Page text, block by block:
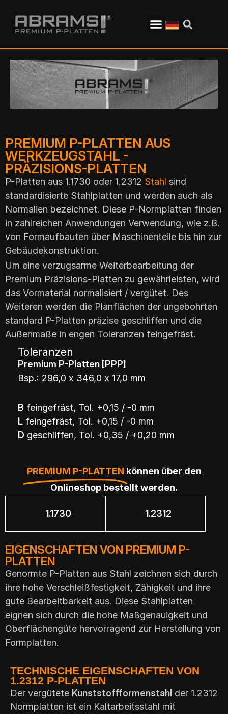
PREMIUM P-PLATTEN AUS
WERKZEUGSTAHL -
PRÄZISIONS-PLATTEN
P-Platten aus 1.1730 oder 1.2312 Stahl sind
standardisierte Stahlplatten und werden auch als
Normalien bezeichnet. Diese P-Normplatten finden
in zahlreichen Anwendungen Verwendung, wie z.B.
von Formaufbauten über Maschinenteile bis hin zur
Gebäudekonstruktion.
Um eine verzugsarme Weiterbearbeitung der
Premium Präzisions-Platten zu gewährleisten, wird
das Vormaterial normalisiert / vergütet. Des
Weiteren werden die Planflächen der ungebohrten
standard P-Platten präzise geschliffen und die
Außenmaße in engen Toleranzen feingefräst.
Toleranzen
Premium P-Platten [PPP]
Bsp.: 296,0 x 346,0 x 17,0 mm
B feingefräst, Tol. +0,15 / -0 mm
L feingefräst, Tol. +0,15 / -0 mm
D geschliffen, Tol. +0,35 / +0,20 mm
PREMIUM P-PLATTEN können über den
Onlineshop bestellt werden.
1.1730 1.2312
EIGENSCHAFTEN VON PREMIUM P-
PLATTEN
Genormte P-Platten aus Stahl zeichnen sich durch
ihre hohe Verschleißfestigkeit, Zähigkeit und ihre
gute Bearbeitbarkeit aus. Diese Stahlplatten
eignen sich durch die hohe Maßgenauigkeit und
Oberflächengüte hervorragend zur Herstellung von
Formplatten.
TECHNISCHE EIGENSCHAFTEN VON
1.2312 P-PLATTEN​
Der vergütete Kunststoffformenstahl der 1.2312
Normplatten ist ein Kaltarbeitsstahl mit